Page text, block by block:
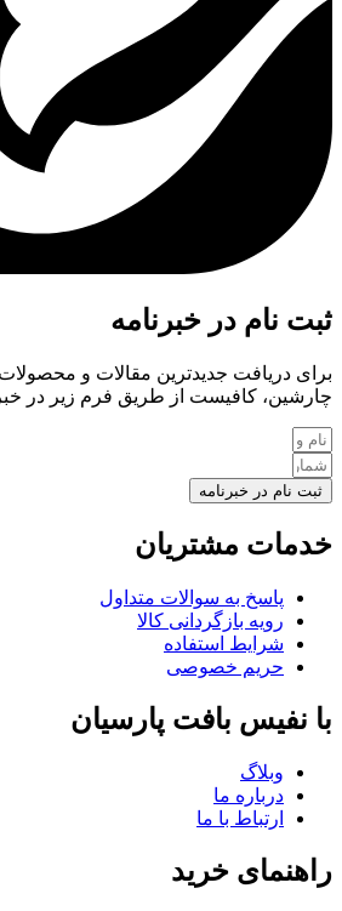
ثبت نام در خبرنامه
برای دریافت جدیدترین مقالات و
چارشین، کافیست از طریق فرم زیر در
ثبت نام در خبرنامه
خدمات مشتریان
پاسخ به سوالات متداول
رویه بازگردانی کالا
شرایط استفاده
حریم خصوصی
با نفیس بافت پارسیان
وبلاگ
درباره ما
ارتباط با ما
راهنمای خرید